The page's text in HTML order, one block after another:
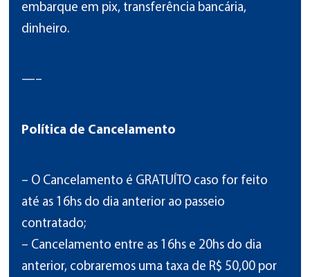
embarque em pix, transferência bancária,
dinheiro.
—–
Política de Cancelamento
– O Cancelamento é GRATUÍTO caso for feito
até as 16hs do dia anterior ao passeio
contratado;
– Cancelamento entre as 16hs e 20hs do dia
anterior, cobraremos uma taxa de R$ 50,00 por